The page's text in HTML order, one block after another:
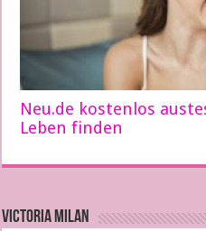
Neu.de kostenlos
Leben finden
VICTORIA MILAN